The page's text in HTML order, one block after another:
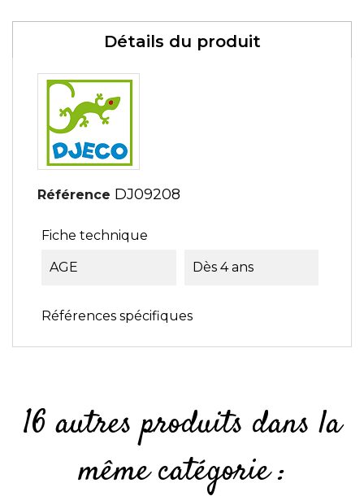
Détails du produit
Référence DJ09208
Fiche technique
AGE Dès 4 ans
Références spécifiques
16 autres produits dans la
même catégorie :